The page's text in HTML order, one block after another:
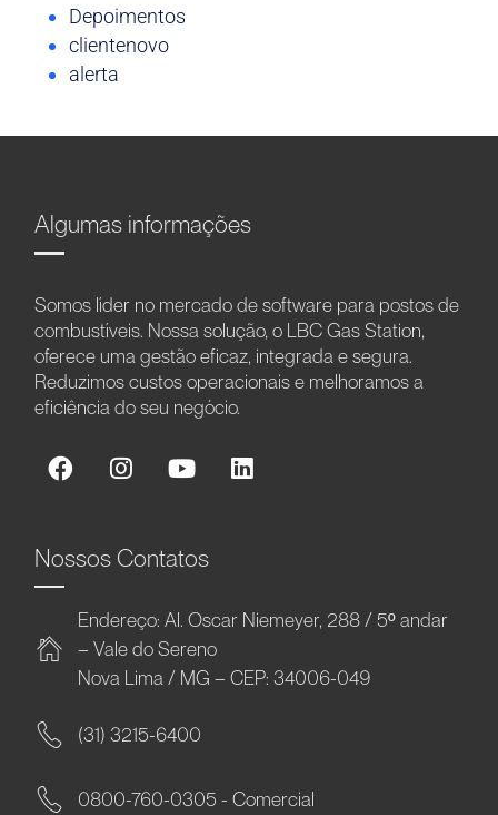
Depoimentos
clientenovo
alerta
Algumas informações
Somos líder no mercado de software para postos de
combustíveis. Nossa solução, o LBC Gas Station,
oferece uma gestão eficaz, integrada e segura.
Reduzimos custos operacionais e melhoramos a
eficiência do seu negócio.
Nossos Contatos
Endereço: Al. Oscar Niemeyer, 288 / 5º andar
– Vale do Sereno
Nova Lima / MG – CEP: 34006-049
(31) 3215-6400
0800-760-0305 - Comercial